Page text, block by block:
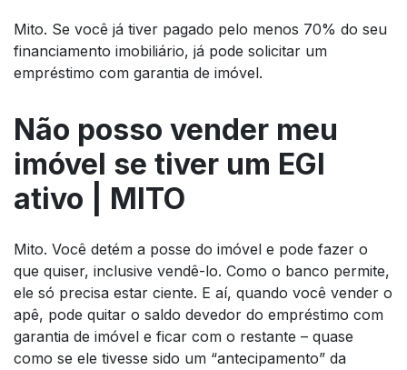
Mito. Se você já tiver pagado pelo menos 70% do seu
financiamento imobiliário, já pode solicitar um
empréstimo com garantia de imóvel.
Não posso vender meu
imóvel se tiver um EGI
ativo | MITO
Mito. Você detém a posse do imóvel e pode fazer o
que quiser, inclusive vendê-lo. Como o banco permite,
ele só precisa estar ciente. E aí, quando você vender o
apê, pode quitar o saldo devedor do empréstimo com
garantia de imóvel e ficar com o restante – quase
como se ele tivesse sido um “antecipamento” da